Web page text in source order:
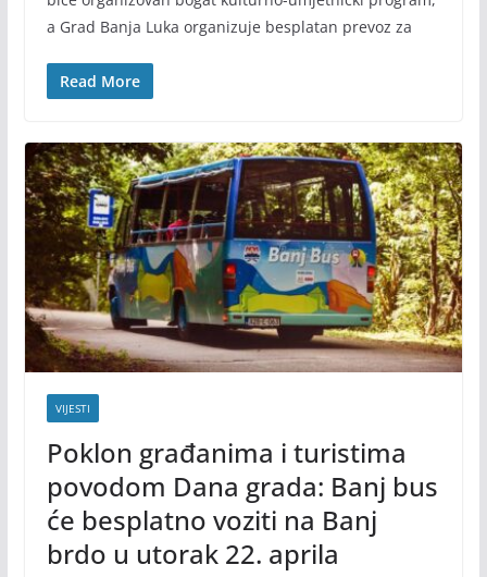
a Grad Banja Luka organizuje besplatan prevoz za
Read More
VIJESTI
Poklon građanima i turistima
povodom Dana grada: Banj bus
će besplatno voziti na Banj
brdo u utorak 22. aprila